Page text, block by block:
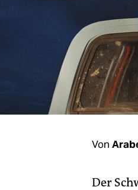
Von
Der